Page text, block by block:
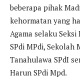
beberapa pihak
kehormatan yang
Agama selaku
SPdi MPdi,
Tanahulawa SPdI
Harun SPdi Mpd.